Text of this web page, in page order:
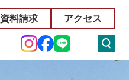
資料請求 アクセス